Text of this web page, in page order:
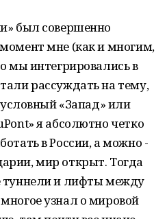
был совершенно
мне (как и многим,
мы интегрировались в
рассуждать на тему,
условный «Запад» или
я абсолютно четко
в России, а можно -
мир открыт. Тогда
туннели и лифты между
узнал о мировой